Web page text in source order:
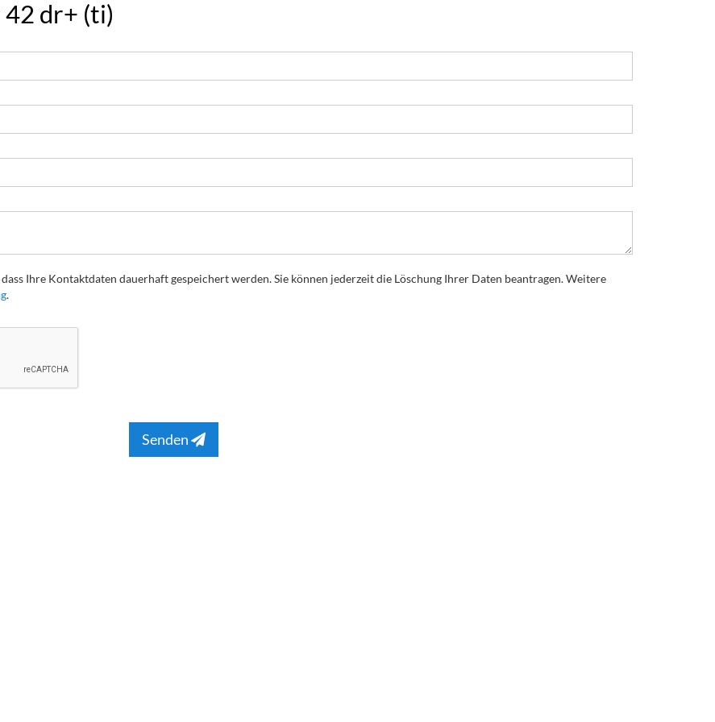
dr+ (ti)
Ihre Kontaktdaten dauerhaft gespeichert werden. Sie können jederzeit die Löschung Ihrer Daten beantragen. Weitere
.
Senden